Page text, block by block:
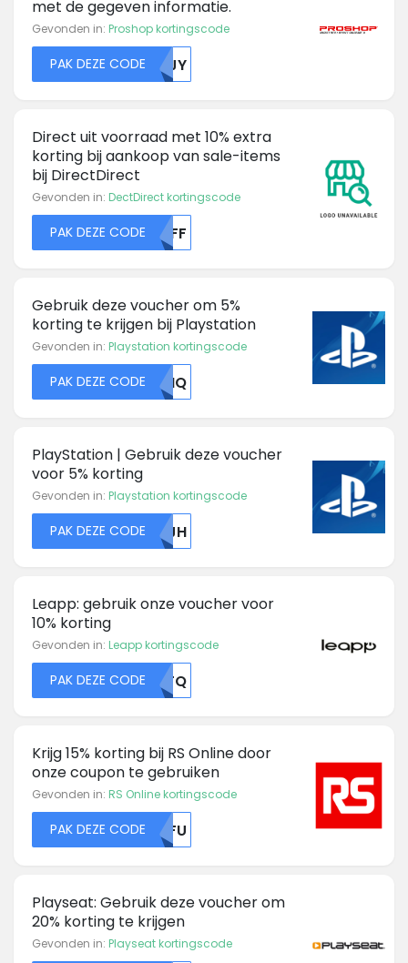
met de gegeven informatie.
Gevonden in: Proshop kortingscode
PAK DEZE CODECMJY
Direct uit voorraad met 10% extra
korting bij aankoop van sale-items
bij DirectDirect
Gevonden in: DectDirect kortingscode
PAK DEZE CODE MDFF
Gebruik deze voucher om 5%
korting te krijgen bij Playstation
Gevonden in: Playstation kortingscode
PAK DEZE CODE NVNQ
PlayStation | Gebruik deze voucher
voor 5% korting
Gevonden in: Playstation kortingscode
PAK DEZE CODE ZXJH
Leapp: gebruik onze voucher voor
10% korting
Gevonden in: Leapp kortingscode
PAK DEZE CODEMDFQ
Krijg 15% korting bij RS Online door
onze coupon te gebruiken
Gevonden in: RS Online kortingscode
PAK DEZE CODE NTFU
Playseat: Gebruik deze voucher om
20% korting te krijgen
Gevonden in: Playseat kortingscode